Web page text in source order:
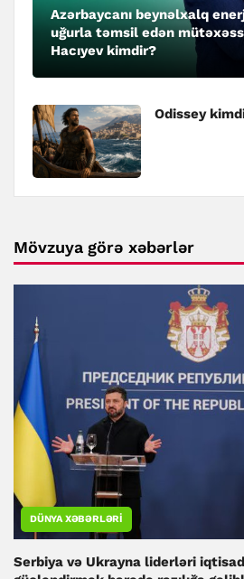
Azərbaycanı beynəlxalq
uğurla təmsil edən
Hacıyev kimdir?
Odissey
Mövzuya görə xəbərlər
DÜNYA XƏBƏRLƏRI
Serbiya və Ukrayna liderləri